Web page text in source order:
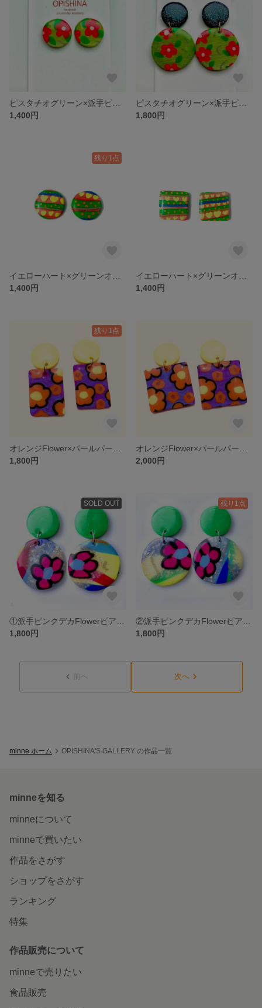
1,400円
1,800円
残り1点
1,400円
1,400円
残り1点
1,800円
2,000円
SOLD OUT
1,800円
残り1点
1,800円
前へ 次へ
minne ホーム OPISHINA'S GALLERY の作品一覧
minneを知る
minneについて
minneで買いたい
作品をさがす
ショップをさがす
ランキング
特集
作品販売について
minneで売りたい
食品販売